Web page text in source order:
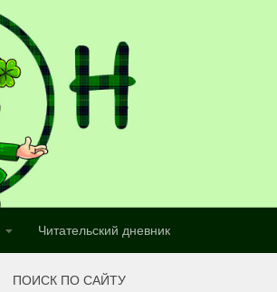
Читательский дневник
ПОИСК ПО САЙТУ